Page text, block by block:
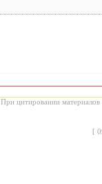
При цитировании материалов
[